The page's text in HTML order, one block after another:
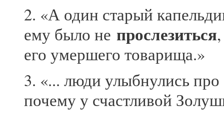
2. «А один старый
ему было не прослезиться
его умершего товарища.»
3. «... люди улыбнулись про
почему у счастливой